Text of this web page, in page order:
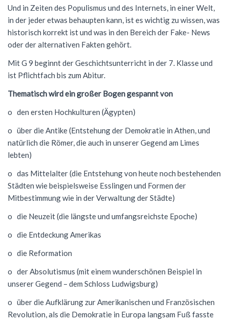
Schulsanitäter
Kreatives Schreiben
Außerunterrichtliche Veranstaltungen
G8: IMP (Informatik, Mathematik, Physik)
Warum Italienisch?
Italienisch als 3. Fremdsprache
Außerunterrichtliches
Kursstufe
Nützliche Adressen
Italien-Austausch
Literatur und Theater
Leitgedanken
Wettbewerbe
Verschiedenes
Musik
NWT
Physik
Jugend trainiert für Olympia
Notentabellen
Befreiung vom Sportunterricht
Sportbrief
Wirtschaft
Datenschutz
Und in Zeiten des Populismus und des Internets, in einer Welt,
in der jeder etwas behaupten kann, ist es wichtig zu wissen, was
historisch korrekt ist und was in den Bereich der Fake- News
oder der alternativen Fakten gehört.
Mit G 9 beginnt der Geschichtsunterricht in der 7. Klasse und
ist Pflichtfach bis zum Abitur.
Thematisch wird ein großer Bogen gespannt von
o den ersten Hochkulturen (Ägypten)
o über die Antike (Entstehung der Demokratie in Athen, und
natürlich die Römer, die auch in unserer Gegend am Limes
lebten)
o das Mittelalter (die Entstehung von heute noch bestehenden
Städten wie beispielsweise Esslingen und Formen der
Mitbestimmung wie in der Verwaltung der Städte)
o die Neuzeit (die längste und umfangsreichste Epoche)
o die Entdeckung Amerikas
o die Reformation
o der Absolutismus (mit einem wunderschönen Beispiel in
unserer Gegend – dem Schloss Ludwigsburg)
o über die Aufklärung zur Amerikanischen und Französischen
Revolution, als die Demokratie in Europa langsam Fuß fasste